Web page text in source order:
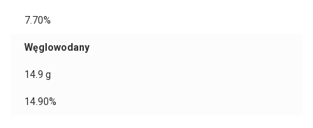
7.70%
Węglowodany
14.9 g
14.90%